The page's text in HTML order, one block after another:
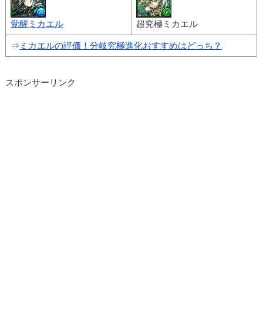
覚醒ミカエル 超究極ミカエル
⇒ ミカエルの評価！分岐究極進化おすすめはどっち？
スポンサーリンク